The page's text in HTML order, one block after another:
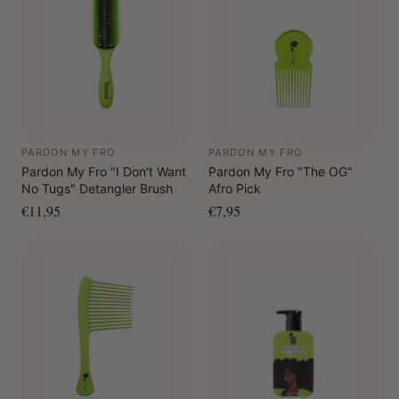
treatment.
PARDON MY FRO
Pardon My Fro "I Don't Want
No Tugs" Detangler Brush
€11,95
PARDON MY FRO
Pardon My Fro "The OG"
Afro Pick
€7,95